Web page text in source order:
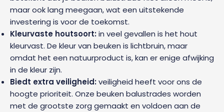
maar ook lang meegaan, wat een uitstekende
investering is voor de toekomst.
Kleurvaste houtsoort:in veel gevallen is het hout
kleurvast. De kleur van beuken is lichtbruin, maar
omdat het een natuurproduct is, kan er enige afwijking
in de kleur zijn.
Biedt extra veiligheid:veiligheid heeft voor ons de
hoogte prioriteit. Onze beuken balustrades worden
met de grootste zorg gemaakt en voldoen aan de